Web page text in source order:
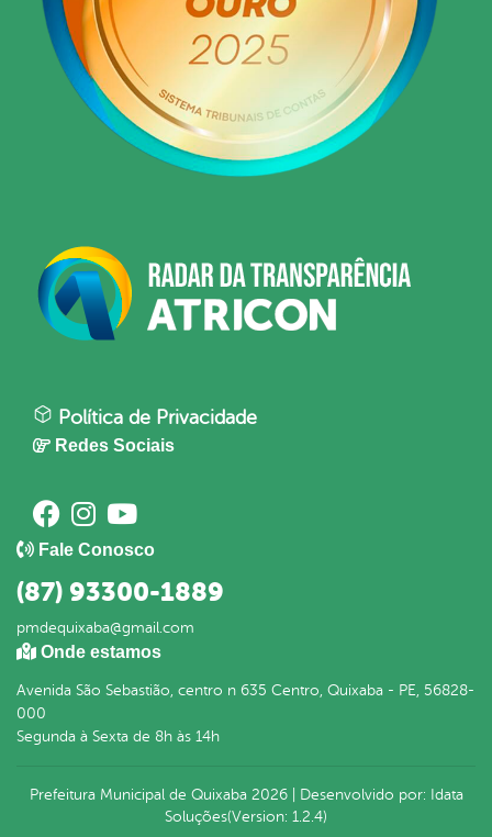
Política de Privacidade
Redes Sociais
Fale Conosco
(87) 93300-1889
pmdequixaba@gmail.com
Onde estamos
Avenida São Sebastião, centro n 635 Centro, Quixaba - PE, 56828-
000
Segunda à Sexta de 8h às 14h
Prefeitura Municipal de Quixaba2026| Desenvolvido por: Idata
Soluções(Version: 1.2.4)